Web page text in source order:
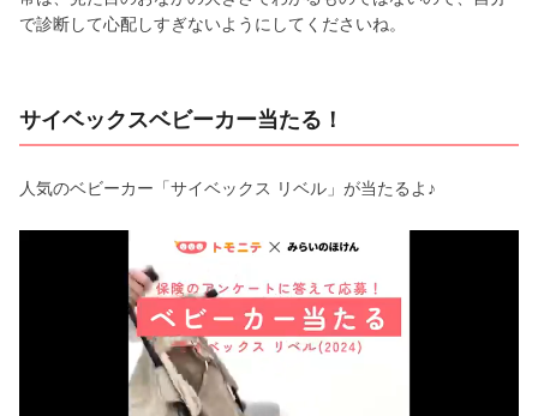
で診断して心配しすぎないようにしてくださいね。
サイベックスベビーカー当たる！
人気のベビーカー「サイベックス リベル」が当たるよ♪